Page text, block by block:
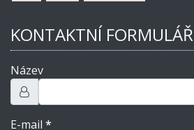
KONTAKTNÍ FORMULÁŘ
Název
E-mail *